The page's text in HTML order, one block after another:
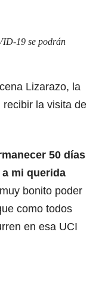
19 se podrán
Lizarazo, la
la visita de
50 días
mi querida
bonito poder
como todos
en esa UCI